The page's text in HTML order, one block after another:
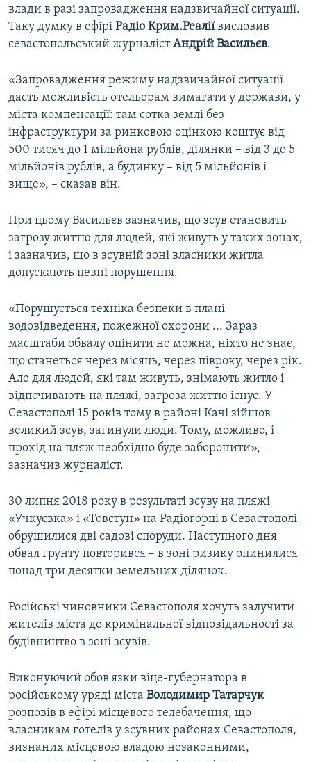
влади в разі запровадження надзвичайної ситуації.
Таку думку в ефірі Радіо Крим.Реаліївисловив
севастопольський журналістАндрій Васильєв.
«Запровадження режиму надзвичайної ситуації
дасть можливість отельерам вимагати у держави, у
міста компенсації: там сотка землі без
інфраструктури за ринковою оцінкою коштує від
500 тисяч до 1 мільйона рублів, ділянки – від 3 до 5
мільйонів рублів, а будинку – від 5 мільйонів і
вище», – сказав він.
При цьому Васильєв зазначив, що зсув становить
загрозу життю для людей, які живуть у таких зонах,
і зазначив, що в зсувній зоні власники житла
допускають певні порушення.
«Порушується техніка безпеки в плані
водовідведення, пожежної охорони ... Зараз
масштаби обвалу оцінити не можна, ніхто не знає,
що станеться через місяць, через півроку, через рік.
Але для людей, які там живуть, знімають житло і
відпочивають на пляжі, загроза життю існує. У
Севастополі 15 років тому в районі Качі зійшов
великий зсув, загинули люди. Тому, можливо, і
прохід на пляж необхідно буде заборонити», –
зазначив журналіст.
30 липня 2018 року в результаті зсуву на пляжі
«Учкуєвка» і «Товстун» на Радіогорці в Севастополі
обрушилися дві садові споруди. Наступного дня
обвал грунту повторився – в зоні ризику опинилися
понад три десятки земельних ділянок.
Російські чиновники Севастополя хочуть залучити
жителів міста до кримінальної відповідальності за
будівництво в зоні зсувів.
Виконуючий обов'язки віце-губернатора в
російському уряді міста Володимир Татарчук
розповів в ефірі місцевого телебачення, що
власникам готелів у зсувних районах Севастополя,
визнаних місцевою владою незаконними,